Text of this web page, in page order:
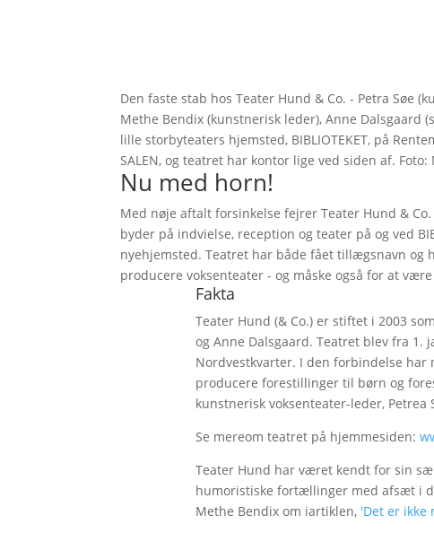
Den faste stab hos Teater Hund & Co. - Petra Søe
Methe Bendix (kunstnerisk leder), Anne Dalsgaard
lille storbyteaters hjemsted, BIBLIOTEKET, på
SALEN, og teatret har kontor lige ved siden af.
Nu med horn!
Med nøje aftalt forsinkelse fejrer Teater Hund &
byder på indvielse, reception og teater på og ved
nyehjemsted. Teatret har både fået tillægsnavn og
producere voksenteater - og måske også for at
Fakta
Teater Hund (& Co.) er stiftet i 2003
og Anne Dalsgaard. Teatret blev fra 1.
Nordvestkvarter. I den forbindelse
producere forestillinger til børn og
kunstnerisk voksenteater-leder, Petrea
Se mereom teatret på hjemmesiden:
Teater Hund har været kendt for sin
humoristiske fortællinger med afsæt i
Methe Bendix om iartiklen, 'Det er ikke